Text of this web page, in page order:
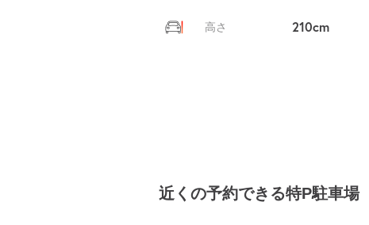
高さ 210cm
近くの予約できる特P駐車場